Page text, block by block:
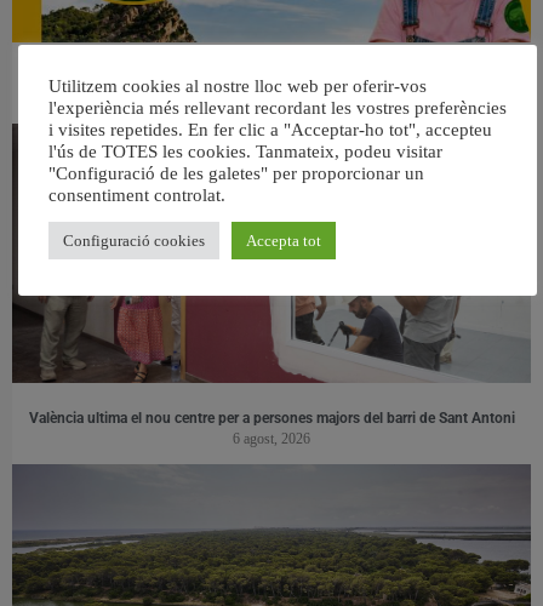
👀 Una mirada atenta puede marcar la diferencia.
31 juliol, 2026
València ultima el nou centre per a persones majors del barri de Sant Antoni
6 agost, 2026
Utilitzem cookies al nostre lloc web per oferir-vos
l'experiència més rellevant recordant les vostres preferències
i visites repetides. En fer clic a "Acceptar-ho tot", accepteu
l'ús de TOTES les cookies. Tanmateix, podeu visitar
"Configuració de les galetes" per proporcionar un
consentiment controlat.
Configuració cookies Accepta tot